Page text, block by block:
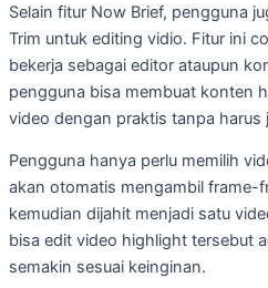
Selain fitur Now Brief, pengguna
Trim untuk editing vidio. Fitur ini
bekerja sebagai editor ataupun
pengguna bisa membuat konten
video dengan praktis tanpa harus
Pengguna hanya perlu memilih
akan otomatis mengambil frame-
kemudian dijahit menjadi satu
bisa edit video highlight tersebut
semakin sesuai keinginan.